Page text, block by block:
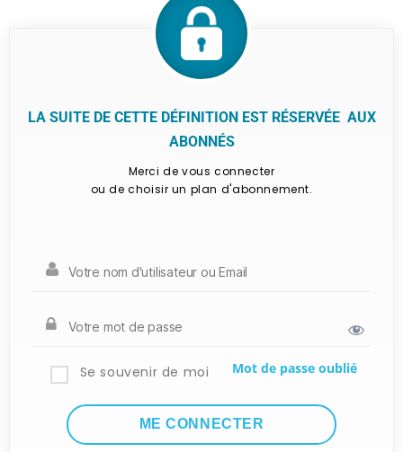
LA SUITE DE CETTE DÉFINITION EST RÉSERVÉE AUX
ABONNÉS
Merci de vous connecter
ou de choisir un plan d'abonnement.
Se souvenir de moi Mot de passe oublié